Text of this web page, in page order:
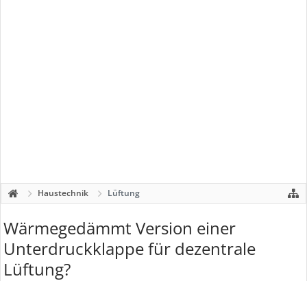
Haustechnik Lüftung
Wärmegedämmt Version einer
Unterdruckklappe für dezentrale
Lüftung?